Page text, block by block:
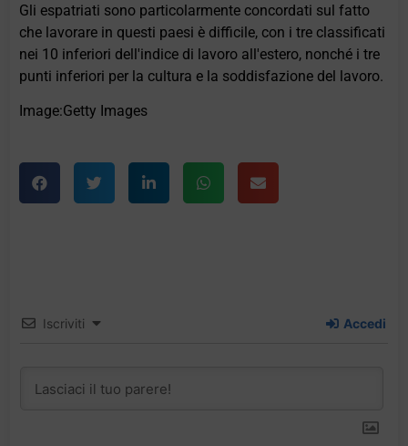
Gli espatriati sono particolarmente concordati sul fatto
che lavorare in questi paesi è difficile, con i tre classificati
nei 10 inferiori dell'indice di lavoro all'estero, nonché i tre
punti inferiori per la cultura e la soddisfazione del lavoro.
Image:Getty Images
Iscriviti Accedi